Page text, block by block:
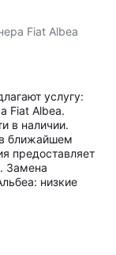
Fiat Albea
услугу:
Fiat Albea.
в наличии.
ближайшем
предоставляет
Замена
низкие